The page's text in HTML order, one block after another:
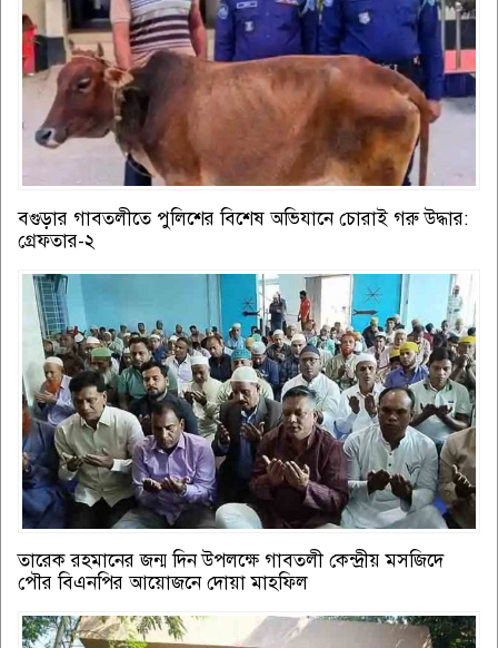
বগুড়ার গাবতলীতে পুলিশের বিশেষ অভিযানে চোরাই গরু উদ্ধার:
গ্রেফতার-২
তারেক রহমানের জন্ম দিন উপলক্ষে গাবতলী কেন্দ্রীয় মসজিদে
পৌর বিএনপির আয়োজনে দোয়া মাহফিল